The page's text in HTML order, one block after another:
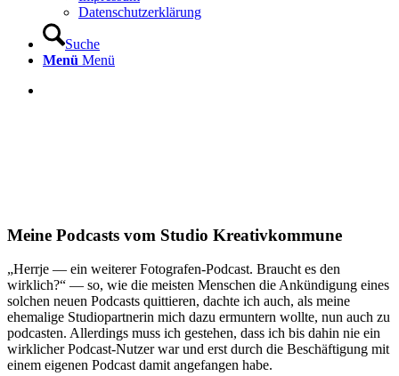
Datenschutzerklärung
Suche
Menü Menü
Meine Podcasts vom Studio Kreativkommune
„Herrje — ein weiterer Fotografen-Podcast. Braucht es den
wirklich?“ — so, wie die meisten Menschen die Ankündigung eines
solchen neuen Podcasts quittieren, dachte ich auch, als meine
ehemalige Studiopartnerin mich dazu ermuntern wollte, nun auch zu
podcasten. Allerdings muss ich gestehen, dass ich bis dahin nie ein
wirklicher Podcast-Nutzer war und erst durch die Beschäftigung mit
einem eigenen Podcast damit angefangen habe.